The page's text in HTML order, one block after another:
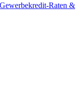
Raten &